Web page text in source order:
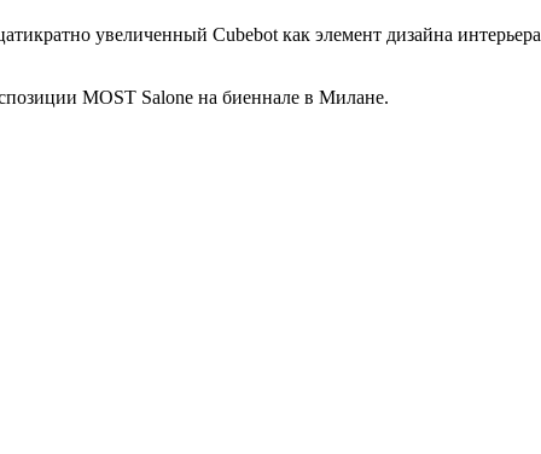
увеличенный Cubebot как элемент дизайна интерьера
MOST Salone на биеннале в Милане.